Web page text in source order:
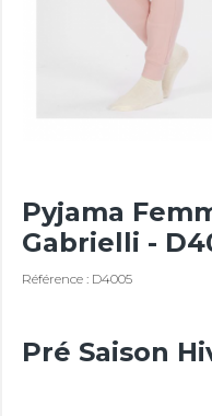
Pyjama
Gabrielli -
Référence : D4005
Pré Saison